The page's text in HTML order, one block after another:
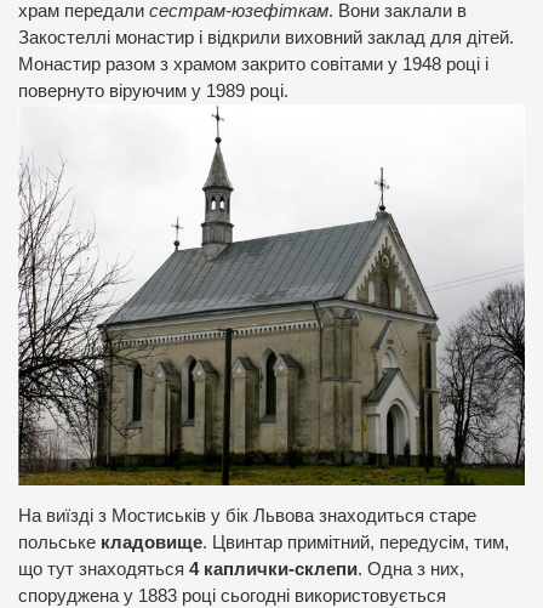
храм передали сестрам-юзефіткам. Вони заклали в
Закостеллі монастир і відкрили виховний заклад для дітей.
Монастир разом з храмом закрито совітами у 1948 році і
повернуто віруючим у 1989 році.
На виїзді з Мостиськів у бік Львова знаходиться старе
польське кладовище. Цвинтар примітний, передусім, тим,
що тут знаходяться 4 каплички-склепи. Одна з них,
споруджена у 1883 році сьогодні використовується